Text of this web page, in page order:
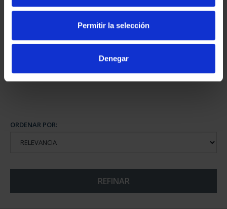
Permitir la selección
Denegar
CAPITALES DE
COMPLET...
3.796,00 €
ORDENAR POR:
REFINAR